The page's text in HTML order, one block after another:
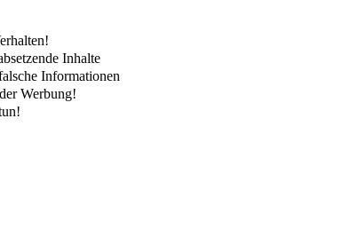
Inhalte
Informationen
Werbung!